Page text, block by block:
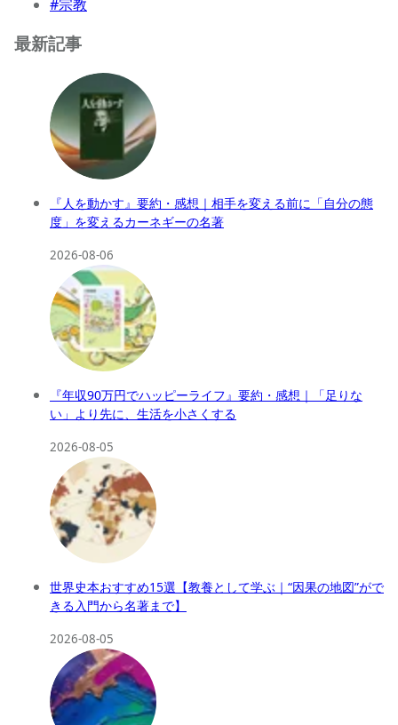
#宗教
最新記事
『人を動かす』要約・感想｜相手を変える前に「自分の態
度」を変えるカーネギーの名著
2026-08-06
『年収90万円でハッピーライフ』要約・感想｜「足りな
い」より先に、生活を小さくする
2026-08-05
世界史本おすすめ15選【教養として学ぶ｜“因果の地図”がで
きる入門から名著まで】
2026-08-05